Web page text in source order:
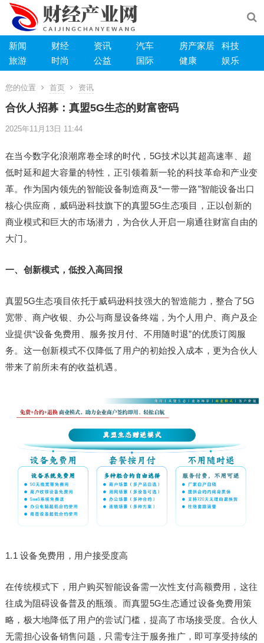
新闻 财经 资讯 汽车 房产家居
科技
旅游
时尚 公益 国际 健康 娱乐
您的位置 首页 资讯
合伙人招募：真盟5G生态的财富密码
2025年11月13日 11:44
在当今数字化浪潮席卷全球的时代，5G技术以其超高速率、超
低时延和超大容量的特性，正引领着新一轮的科技革命和产业变
革。作为国内领先的智能设备制造商及“一带一路”智能设备出口
核心供应商，威码逊科技旗下的真盟5G生态项目，正以创新的
商业模式和巨大的市场潜力，为合伙人开启一扇通往财富自由的
大门。
一、创新模式，低投入高回报
真盟5G生态项目依托于威码逊科技强大的智造能力，整合了5G
宽带、商户收银、办公与商显设备终端，为个人用户、商户及企
业提供“设备免费用、服务按月付、不用随时退”的优质订阅服
务。这一创新模式不仅降低了用户的初始投入成本，更为合伙人
带来了前所未有的收益机遇。
1.1 设备免费用，用户接受度高
在传统模式下，用户购买智能设备需一次性支付高额费用，这往
往成为阻碍设备普及的瓶颈。而真盟5G生态通过设备免费用策
略，极大地降低了用户的尝试门槛，提高了市场接受度。合伙人
无需担心设备销售问题，只需专注于服务推广，即可享受持续的